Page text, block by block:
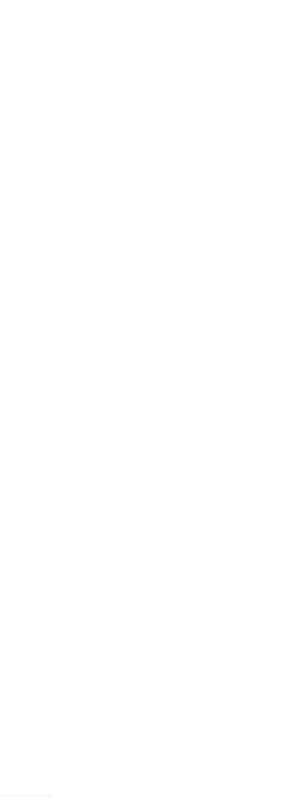
機器販売店・
うお願いしま
にご登録され
をご了承くだ
1000ppm以下、
ありません。
に未対応品が
年1月12日よ
、
い年数を意
)を取得する
知します。
取り引きをい
ロン制御